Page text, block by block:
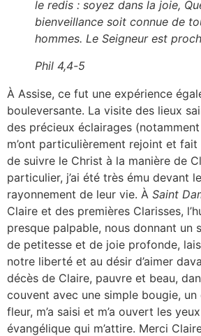
le redis : soyez dans la joie,
bienveillance soit connue de
hommes. Le Seigneur est
Phil 4,4-5
À Assise, ce fut une expérience
bouleversante. La visite des lieux
des précieux éclairages
m’ont particulièrement rejoint et
de suivre le Christ à la manière de
particulier, j’ai été très ému devant
rayonnement de leur vie. À Saint
Claire et des premières Clarisses,
presque palpable, nous donnant un
de petitesse et de joie profonde,
notre liberté et au désir d’aimer
décès de Claire, pauvre et beau,
couvent avec une simple bougie,
fleur, m’a saisi et m’a ouvert les
évangélique qui m’attire. Merci